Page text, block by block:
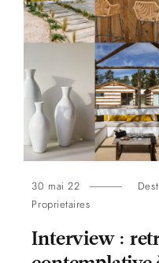
30 mai 22
Proprietaires
Interview :